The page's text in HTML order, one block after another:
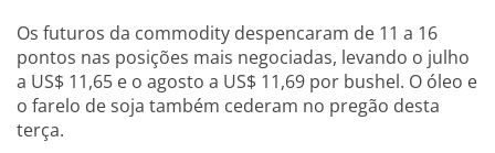
Os futuros da commodity despencaram de 11 a 16
pontos nas posições mais negociadas, levando o julho
a US$ 11,65 e o agosto a US$ 11,69 por bushel. O óleo e
o farelo de soja também cederam no pregão desta
terça.